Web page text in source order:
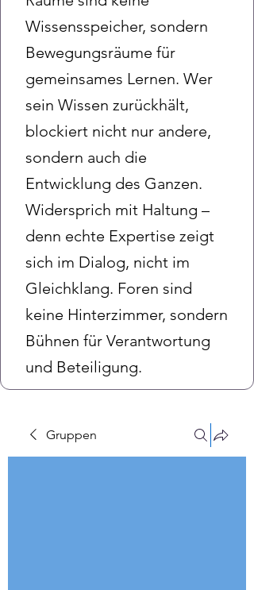
Wissensspeicher, sondern
Bewegungsräume für
gemeinsames Lernen. Wer
sein Wissen zurückhält,
blockiert nicht nur andere,
sondern auch die
Entwicklung des Ganzen.
Widersprich mit Haltung –
denn echte Expertise zeigt
sich im Dialog, nicht im
Gleichklang. Foren sind
keine Hinterzimmer, sondern
Bühnen für Verantwortung
und Beteiligung.
Gruppen